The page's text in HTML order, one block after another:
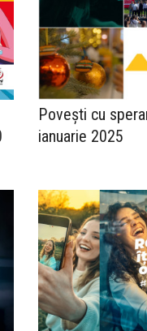
Povești cu
ianuarie 2025